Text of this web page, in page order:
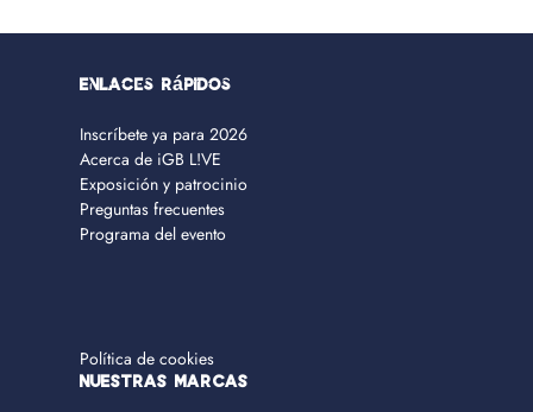
Enlaces rápidos
Inscríbete ya para 2026
Acerca de iGB L!VE
Exposición y patrocinio
Preguntas frecuentes
Programa del evento
Política de cookies
NUESTRAS MARCAS